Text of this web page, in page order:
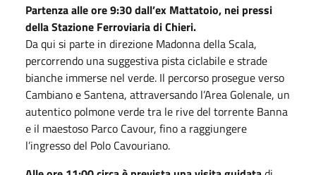
Partenza alle ore 9:30 dall’ex Mattatoio, nei pressi
della Stazione Ferroviaria di Chieri.
Da qui si parte in direzione Madonna della Scala,
percorrendo una suggestiva pista ciclabile e strade
bianche immerse nel verde. Il percorso prosegue verso
Cambiano e Santena, attraversando l’Area Golenale, un
autentico polmone verde tra le rive del torrente Banna
e il maestoso Parco Cavour, fino a raggiungere
l’ingresso del Polo Cavouriano.